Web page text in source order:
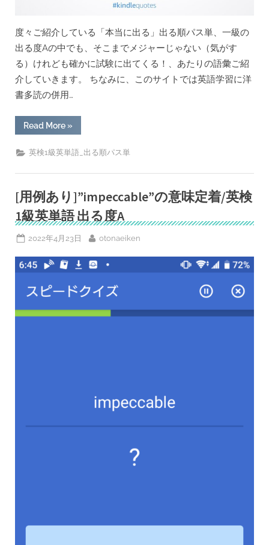
度々ご紹介している「本当に出る」出る順パス単、一級の
出る度Aの中でも、そこまでメジャーじゃない（気がす
る）けれども確かに試験に出てくる！、あたりの語彙ご紹
介していきます。 ちなみに、このサイトでは英語学習に洋
書多読の併用…
Read More“[用
例
り]”succumb”の
意
定
英
検
1
級
英
語
る
度
»
英検1級英単語_出る順パス単
[用例あり]”impeccable”の意味定着/英検
1級英単語 出る度A
Posted
2022年4月23日 By
otonaeiken